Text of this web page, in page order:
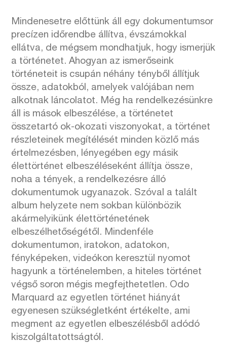
Mindenesetre előttünk áll egy dokumentumsor
precízen időrendbe állítva, évszámokkal
ellátva, de mégsem mondhatjuk, hogy ismerjük
a történetet. Ahogyan az ismerőseink
történeteit is csupán néhány tényből állítjuk
össze, adatokból, amelyek valójában nem
alkotnak láncolatot. Még ha rendelkezésünkre
áll is mások elbeszélése, a történetet
összetartó ok-okozati viszonyokat, a történet
részleteinek megítélését minden közlő más
értelmezésben, lényegében egy másik
élettörténet elbeszéléseként állítja össze,
noha a tények, a rendelkezésre álló
dokumentumok ugyanazok. Szóval a talált
album helyzete nem sokban különbözik
akármelyikünk élettörténetének
elbeszélhetőségétől. Mindenféle
dokumentumon, iratokon, adatokon,
fényképeken, videókon keresztül nyomot
hagyunk a történelemben, a hiteles történet
végső soron mégis megfejthetetlen. Odo
Marquard az egyetlen történet hiányát
egyenesen szükségletként értékelte, ami
megment az egyetlen elbeszélésből adódó
kiszolgáltatottságtól.